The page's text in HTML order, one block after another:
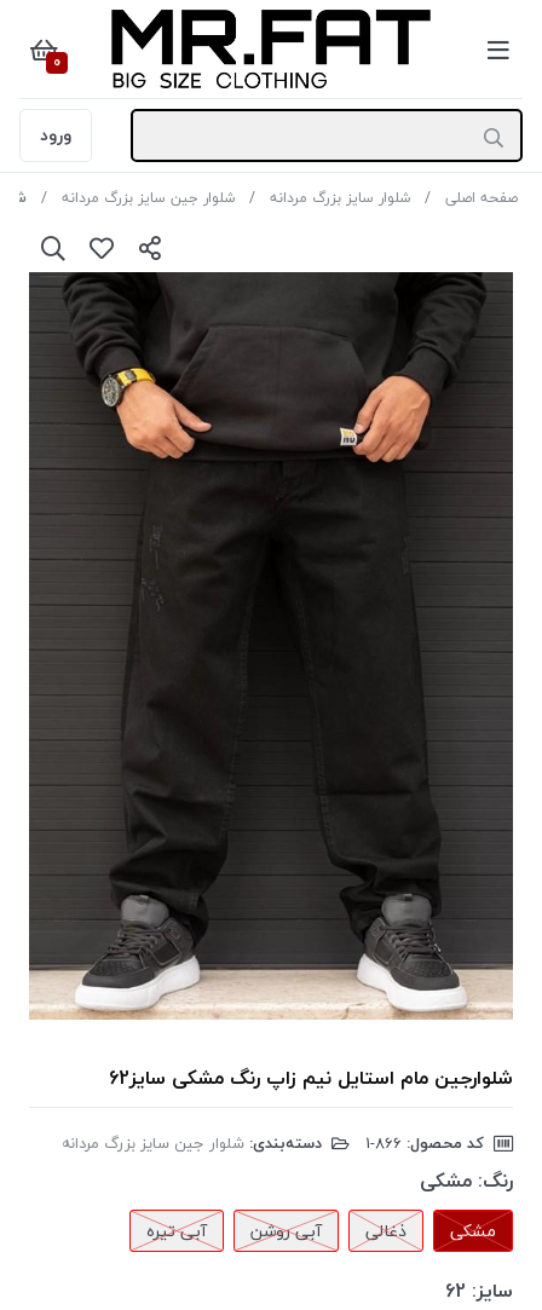
0
ورود
صفحه اصلی شلوار سایز بزرگ مردانه شلوار جین سایز بزرگ مردانه
شلوارجین مام استایل نیم زاپ رنگ مشکی سایز62
کد محصول: دسته‌بندی: شلوار جین سایز بزرگ مردانه
رنگ: مشکی
مشکی ذغالی آبی روشن آبی تیره
سایز: 62